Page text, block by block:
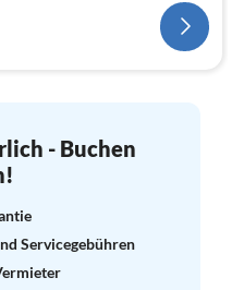
- Buchen
Servicegebühren